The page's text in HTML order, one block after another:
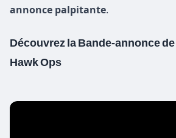
annonce palpitante.
Découvrez la Bande-annonce
Hawk Ops